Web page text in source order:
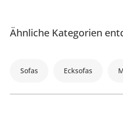
Ähnliche Kategorien
Sofas Ecksofas